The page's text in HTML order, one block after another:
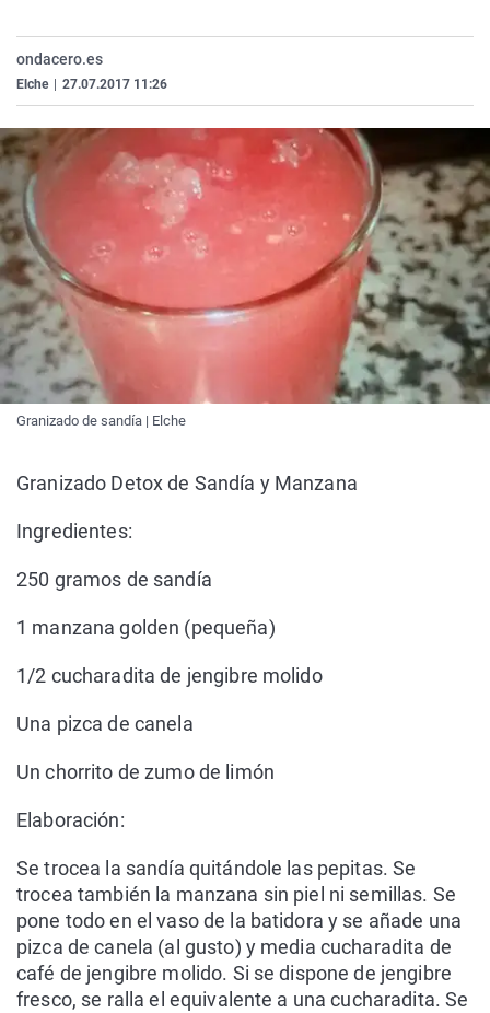
Operación Viuda
Navarra
País Vasco
ondacero.es
Elche 27.07.2017 11:26
Granizado de sandía | Elche
Granizado Detox de Sandía y Manzana
Ingredientes:
250 gramos de sandía
1 manzana golden (pequeña)
1/2 cucharadita de jengibre molido
Una pizca de canela
Un chorrito de zumo de limón
Elaboración:
Se trocea la sandía quitándole las pepitas. Se
trocea también la manzana sin piel ni semillas. Se
pone todo en el vaso de la batidora y se añade una
pizca de canela (al gusto) y media cucharadita de
café de jengibre molido. Si se dispone de jengibre
fresco, se ralla el equivalente a una cucharadita. Se